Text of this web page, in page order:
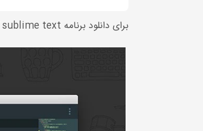
برای دانلود برنامه sublime text